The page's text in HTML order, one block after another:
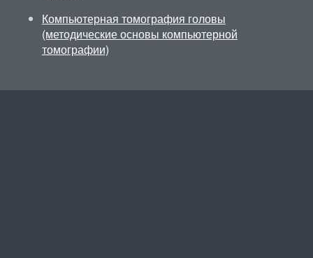
Компьютерная томография головы
(методические основы компьютерной
томографии)